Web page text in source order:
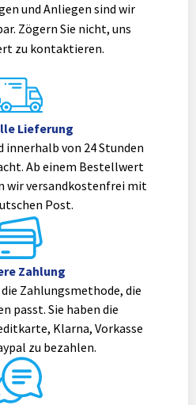
und Anliegen sind wir
Zögern Sie nicht, uns
zu kontaktieren.
Lieferung
von 24 Stunden
Ab einem Bestellwert
wir versandkostenfrei mit
Post.
Zahlung
Zahlungsmethode, die
passt. Sie haben die
Klarna, Vorkasse
zu bezahlen.